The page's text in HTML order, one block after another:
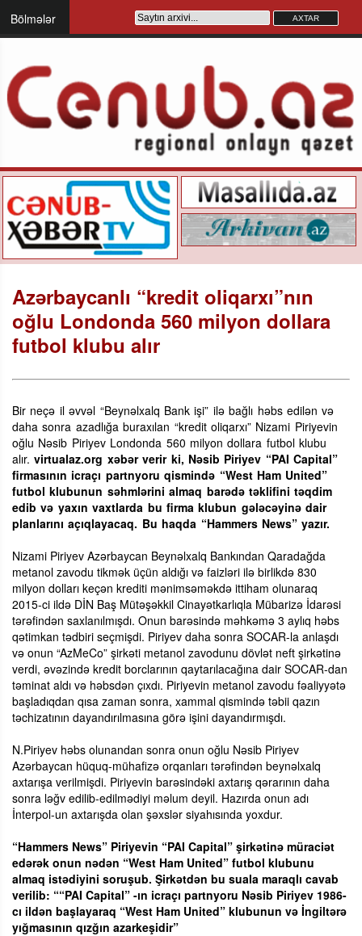
Bölmələr
Azərbaycanlı “kredit oliqarxı”nın
oğlu Londonda 560 milyon dollara
futbol klubu alır
Bir neçə il əvvəl “Beynəlxalq Bank işi” ilə bağlı həbs edilən və
daha sonra azadlığa buraxılan “kredit oliqarxı” Nizami Piriyevin
oğlu Nəsib Piriyev Londonda 560 milyon dollara futbol klubu
alır.virtualaz.org xəbər verir ki, Nəsib Piriyev “PAI Capital”
firmasının icraçı partnyoru qismində “West Ham United”
futbol klubunun səhmlərini almaq barədə təklifini təqdim
edib və yaxın vaxtlarda bu firma klubun gələcəyinə dair
planlarını açıqlayacaq. Bu haqda “Hammers News” yazır.
Nizami Piriyev Azərbaycan Beynəlxalq Bankından Qaradağda
metanol zavodu tikmək üçün aldığı və faizləri ilə birlikdə 830
milyon dolları keçən krediti mənimsəməkdə ittiham olunaraq
2015-ci ildə DİN Baş Mütəşəkkil Cinayətkarlıqla Mübarizə İdarəsi
tərəfindən saxlanılmışdı. Onun barəsində məhkəmə 3 aylıq həbs
qətimkan tədbiri seçmişdi. Piriyev daha sonra SOCAR-la anlaşdı
və onun “AzMeCo” şirkəti metanol zavodunu dövlət neft şirkətinə
verdi, əvəzində kredit borclarının qaytarılacağına dair SOCAR-dan
təminat aldı və həbsdən çıxdı. Piriyevin metanol zavodu fəaliyyətə
başladıqdan qısa zaman sonra, xammal qismində təbii qazın
təchizatının dayandırılmasına görə işini dayandırmışdı.
N.Piriyev həbs olunandan sonra onun oğlu Nəsib Piriyev
Azərbaycan hüquq-mühafizə orqanları tərəfindən beynəlxalq
axtarışa verilmişdi. Piriyevin barəsindəki axtarış qərarının daha
sonra ləğv edilib-edilmədiyi məlum deyil. Hazırda onun adı
İnterpol-un axtarışda olan şəxslər siyahısında yoxdur.
“Hammers News” Piriyevin “PAI Capital” şirkətinə müraciət
edərək onun nədən “West Ham United” futbol klubunu
almaq istədiyini soruşub. Şirkətdən bu suala maraqlı cavab
verilib: ““PAI Capital” -ın icraçı partnyoru Nəsib Piriyev 1986-
cı ildən başlayaraq “West Ham United” klubunun və İngiltərə
yığmasının qızğın azarkeşidir”